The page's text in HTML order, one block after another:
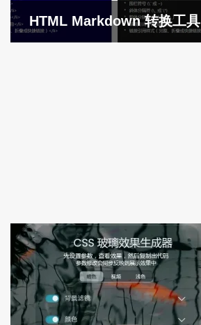
HTML Markdown 转换工具